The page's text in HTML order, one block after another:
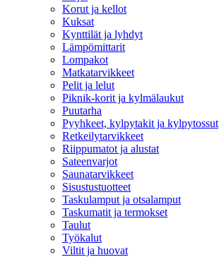
Korut ja kellot
Kuksat
Kynttilät ja lyhdyt
Lämpömittarit
Lompakot
Matkatarvikkeet
Pelit ja lelut
Piknik-korit ja kylmälaukut
Puutarha
Pyyhkeet, kylpytakit ja kylpytossut
Retkeilytarvikkeet
Riippumatot ja alustat
Sateenvarjot
Saunatarvikkeet
Sisustustuotteet
Taskulamput ja otsalamput
Taskumatit ja termokset
Taulut
Työkalut
Viltit ja huovat